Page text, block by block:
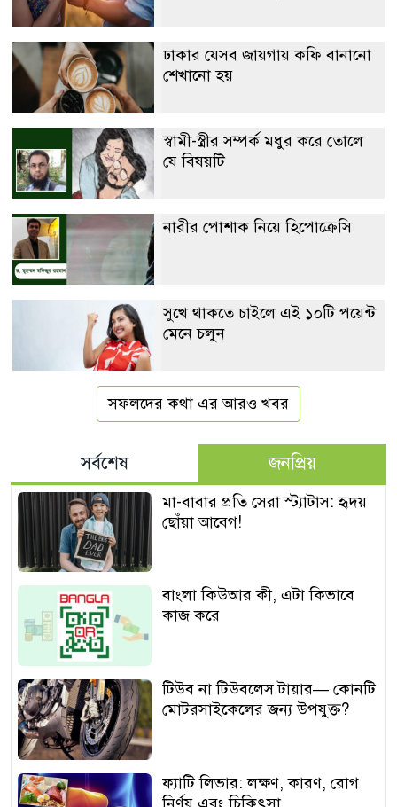
ঢাকার যেসব জায়গায় কফি বানানো
শেখানো হয়
স্বামী-স্ত্রীর সম্পর্ক মধুর করে তোলে
যে বিষয়টি
নারীর পোশাক নিয়ে হিপোক্রেসি
সুখে থাকতে চাইলে এই ১০টি পয়েন্ট
মেনে চলুন
সফলদের কথা এর আরও খবর
সর্বশেষ জনপ্রিয়
মা-বাবার প্রতি সেরা স্ট্যাটাস: হৃদয়
ছোঁয়া আবেগ!
বাংলা কিউআর কী, এটা কিভাবে
কাজ করে
টিউব না টিউবলেস টায়ার— কোনটি
মোটরসাইকেলের জন্য উপযুক্ত?
ফ্যাটি লিভার: লক্ষণ, কারণ, রোগ